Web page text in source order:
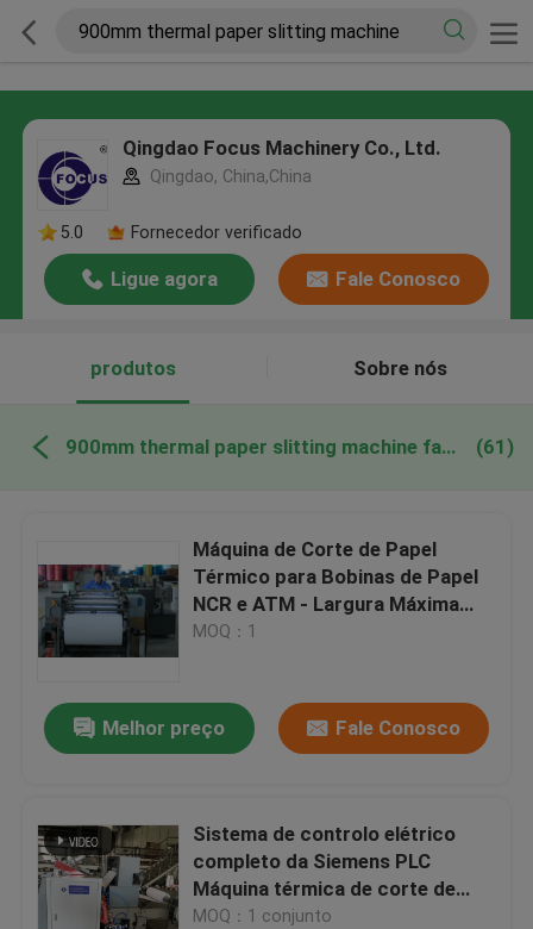
Qingdao Focus Machinery Co., Ltd.
Qingdao, China,China
5.0 Fornecedor verificado
Ligue agora Fale Conosco
produtos Sobre nós
900mm thermal paper slitting machine fabricação online (61)
Máquina de Corte de Papel
Térmico para Bobinas de Papel
NCR e ATM - Largura Máxima
900mm
MOQ：1
Melhor preço Fale Conosco
Sistema de controlo elétrico
completo da Siemens PLC
Máquina térmica de corte de
papel
MOQ：1 conjunto